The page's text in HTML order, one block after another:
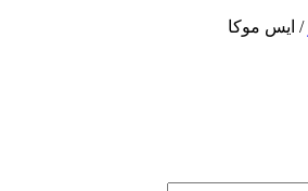
/ ايس موكا